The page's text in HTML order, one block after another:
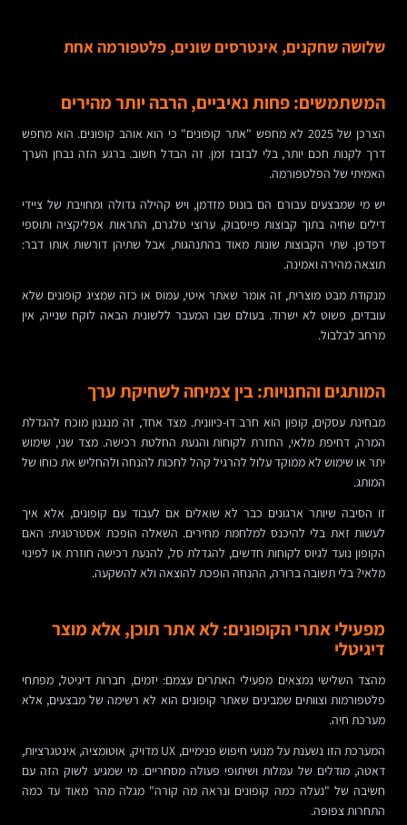
שלושה שחקנים, אינטרסים שונים, פלטפורמה אחת
המשתמשים: פחות נאיביים, הרבה יותר מהירים
הצרכן של 2025 לא מחפש "אתר קופונים" כי הוא אוהב קופונים. הוא מחפש
דרך לקנות חכם יותר, בלי לבזבז זמן. זה הבדל חשוב. ברגע הזה נבחן הערך
האמיתי של הפלטפורמה.
יש מי שמבצעים עבורם הם בונוס מזדמן, ויש קהילה גדולה ומחויבת של ציידי
דילים שחיה בתוך קבוצות פייסבוק, ערוצי טלגרם, התראות אפליקציה ותוספי
דפדפן. שתי הקבוצות שונות מאוד בהתנהגות, אבל שתיהן דורשות אותו דבר:
תוצאה מהירה ואמינה.
מנקודת מבט מוצרית, זה אומר שאתר איטי, עמוס או כזה שמציג קופונים שלא
עובדים, פשוט לא ישרוד. בעולם שבו המעבר ללשונית הבאה לוקח שנייה, אין
מרחב לבלבול.
המותגים והחנויות: בין צמיחה לשחיקת ערך
מבחינת עסקים, קופון הוא חרב דו-כיוונית. מצד אחד, זה מנגנון מוכח להגדלת
המרה, דחיפת מלאי, החזרת לקוחות והנעת החלטת רכישה. מצד שני, שימוש
יתר או שימוש לא ממוקד עלול להרגיל קהל לחכות להנחה ולהחליש את כוחו של
המותג.
זו הסיבה שיותר ארגונים כבר לא שואלים אם לעבוד עם קופונים, אלא איך
לעשות זאת בלי להיכנס למלחמת מחירים. השאלה הופכת אסטרטגית: האם
הקופון נועד לגיוס לקוחות חדשים, להגדלת סל, להנעת רכישה חוזרת או לפינוי
מלאי? בלי תשובה ברורה, ההנחה הופכת להוצאה ולא להשקעה.
מפעילי אתרי הקופונים: לא אתר תוכן, אלא מוצר
דיגיטלי
מהצד השלישי נמצאים מפעילי האתרים עצמם: יזמים, חברות דיגיטל, מפתחי
פלטפורמות וצוותים שמבינים שאתר קופונים הוא לא רשימה של מבצעים, אלא
מערכת חיה.
המערכת הזו נשענת על מנועי חיפוש פנימיים, UX מדויק, אוטומציה, אינטגרציות,
דאטה, מודלים של עמלות ושיתופי פעולה מסחריים. מי שמגיע לשוק הזה עם
חשיבה של "נעלה כמה קופונים ונראה מה קורה" מגלה מהר מאוד עד כמה
התחרות צפופה.